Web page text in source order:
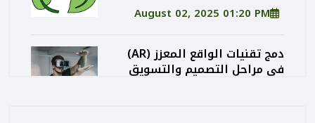
August 02, 2025 01:20 PM
دمج تقنيات الواقع المعزز (AR)
في مراحل التصميم والتسويق